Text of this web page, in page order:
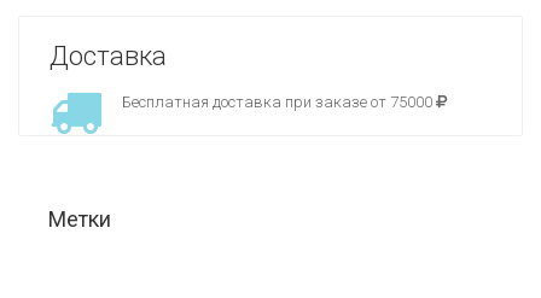
Доставка
Бесплатная доставка при заказе от 75000
Метки